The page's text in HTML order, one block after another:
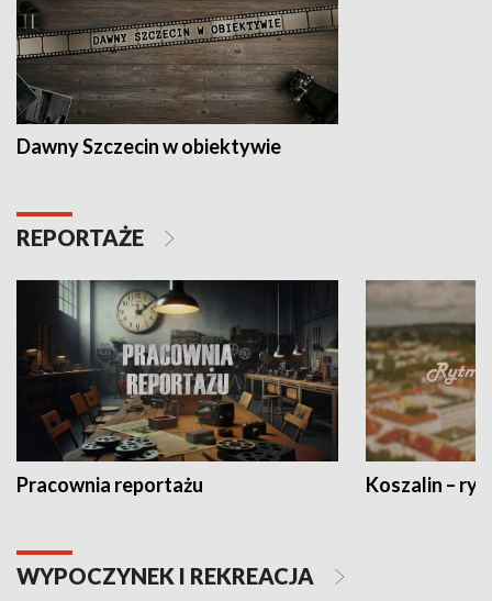
Dawny Szczecin w obiektywie
REPORTAŻE
Pracownia reportażu Koszalin –
WYPOCZYNEK I REKREACJA